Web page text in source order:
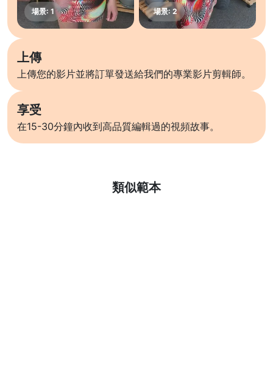
上傳
上傳您的影片並將訂單發送給我們的專業影片剪輯師。
享受
在15-30分鐘內收到高品質編輯過的視頻故事。
類似範本
了解更多